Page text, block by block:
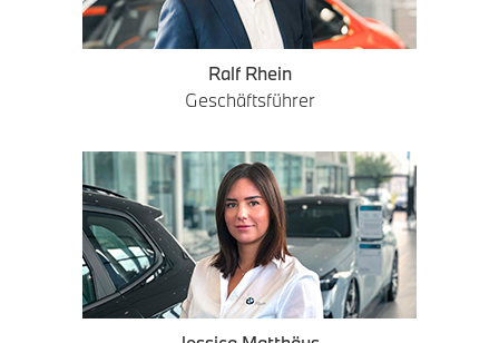
Ralf Rhein
Geschäftsführer